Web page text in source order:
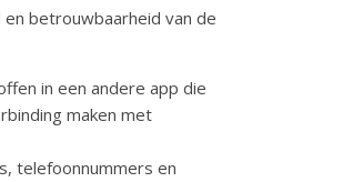
betrouwbaarheid van de
in een andere app die
maken met
telefoonnummers en